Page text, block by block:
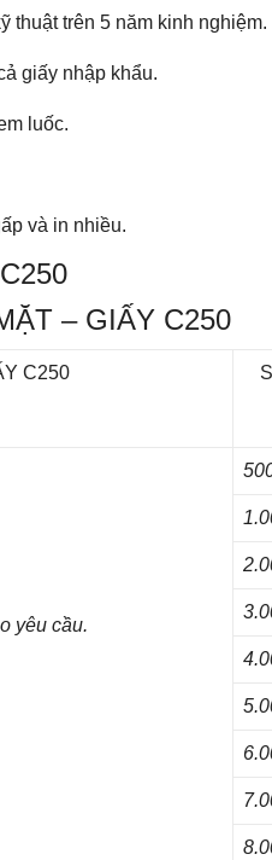
thuật trên 5 năm kinh nghiệm.
giấy nhập khẩu.
luốc.
và in nhiều.
– GIẤY C250
C250
yêu cầu.